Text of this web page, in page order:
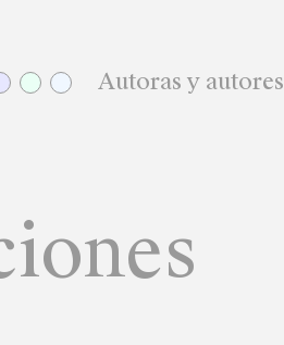
Autoras y autores